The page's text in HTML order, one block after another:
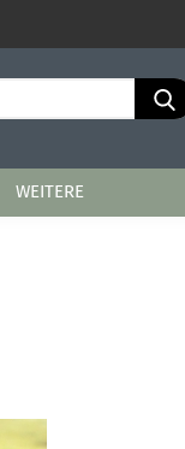
Sprache auswählen
WEITERE